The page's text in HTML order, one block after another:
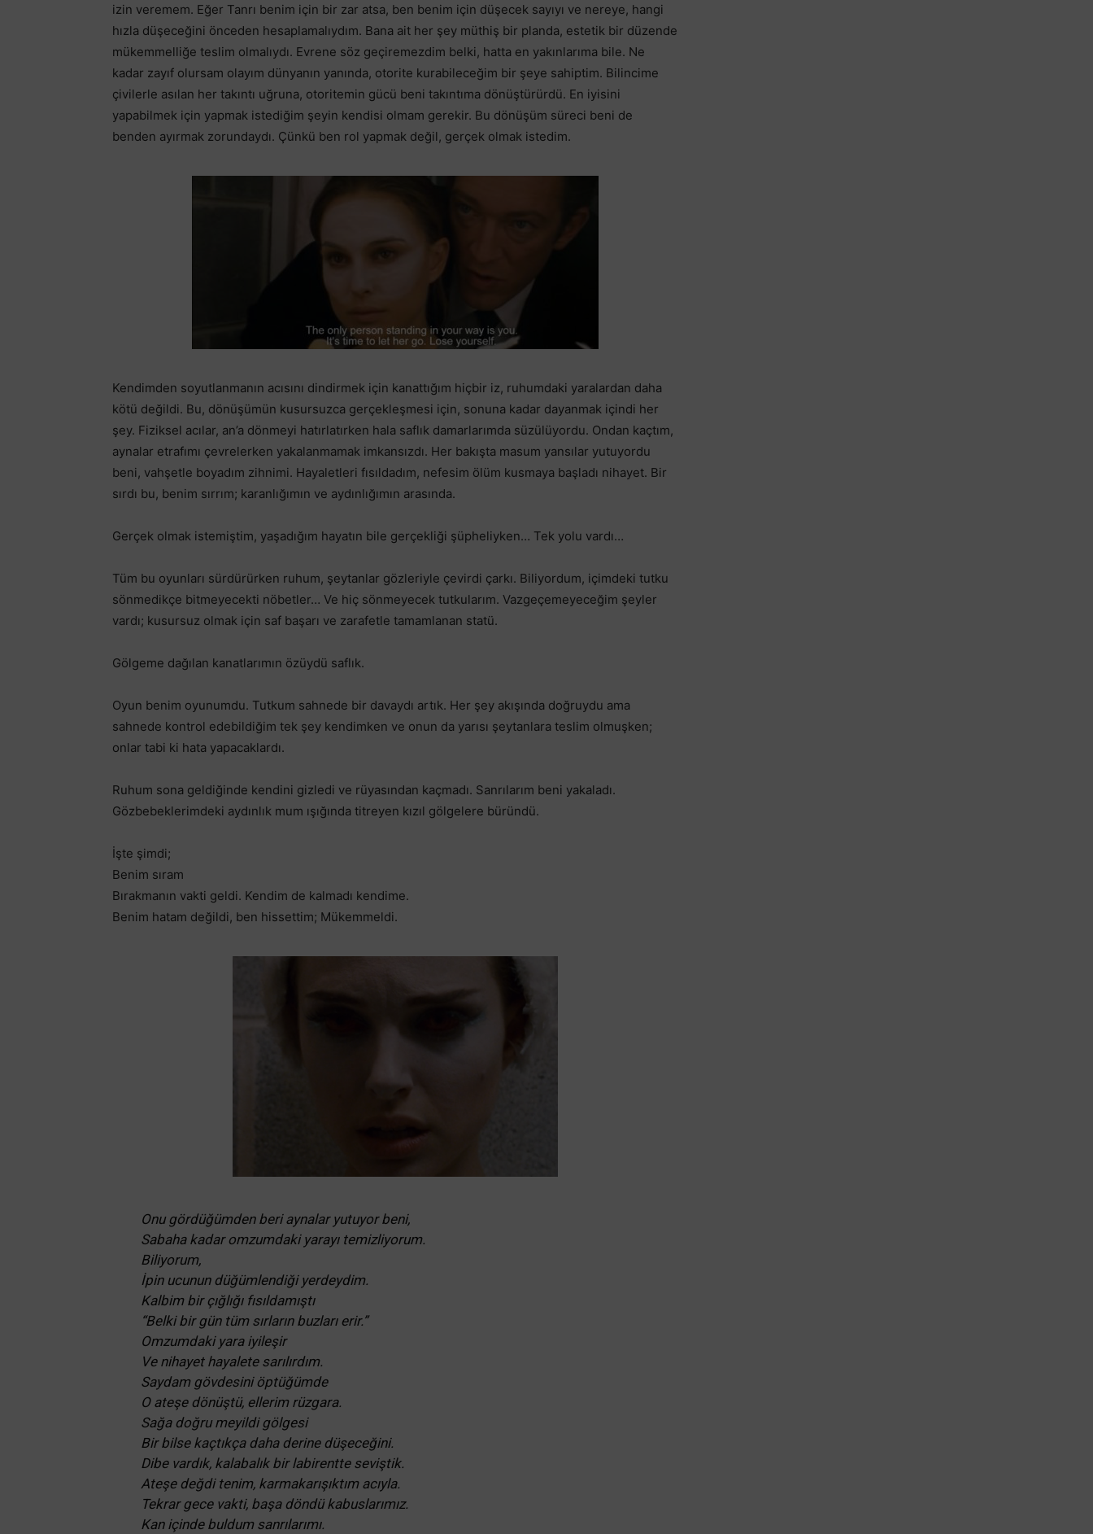
izin veremem. Eğer Tanrı benim için bir zar atsa, ben benim için düşecek sayıyı ve nereye, hangi
hızla düşeceğini önceden hesaplamalıydım. Bana ait her şey müthiş bir planda, estetik bir düzende
mükemmelliğe teslim olmalıydı. Evrene söz geçiremezdim belki, hatta en yakınlarıma bile. Ne
kadar zayıf olursam olayım dünyanın yanında, otorite kurabileceğim bir şeye sahiptim. Bilincime
çivilerle asılan her takıntı uğruna, otoritemin gücü beni takıntıma dönüştürürdü. En iyisini
yapabilmek için yapmak istediğim şeyin kendisi olmam gerekir. Bu dönüşüm süreci beni de
benden ayırmak zorundaydı. Çünkü ben rol yapmak değil, gerçek olmak istedim.
Kendimden soyutlanmanın acısını dindirmek için kanattığım hiçbir iz, ruhumdaki yaralardan daha
kötü değildi. Bu, dönüşümün kusursuzca gerçekleşmesi için, sonuna kadar dayanmak içindi her
şey. Fiziksel acılar, an’a dönmeyi hatırlatırken hala saflık damarlarımda süzülüyordu. Ondan kaçtım,
aynalar etrafımı çevrelerken yakalanmamak imkansızdı. Her bakışta masum yansılar yutuyordu
beni, vahşetle boyadım zihnimi. Hayaletleri fısıldadım, nefesim ölüm kusmaya başladı nihayet. Bir
sırdı bu, benim sırrım; karanlığımın ve aydınlığımın arasında.
Gerçek olmak istemiştim, yaşadığım hayatın bile gerçekliği şüpheliyken… Tek yolu vardı…
Tüm bu oyunları sürdürürken ruhum, şeytanlar gözleriyle çevirdi çarkı. Biliyordum, içimdeki tutku
sönmedikçe bitmeyecekti nöbetler… Ve hiç sönmeyecek tutkularım. Vazgeçemeyeceğim şeyler
vardı; kusursuz olmak için saf başarı ve zarafetle tamamlanan statü.
Gölgeme dağılan kanatlarımın özüydü saflık.
Oyun benim oyunumdu. Tutkum sahnede bir davaydı artık. Her şey akışında doğruydu ama
sahnede kontrol edebildiğim tek şey kendimken ve onun da yarısı şeytanlara teslim olmuşken;
onlar tabi ki hata yapacaklardı.
Ruhum sona geldiğinde kendini gizledi ve rüyasından kaçmadı. Sanrılarım beni yakaladı.
Gözbebeklerimdeki aydınlık mum ışığında titreyen kızıl gölgelere büründü.
İşte şimdi;
Benim sıram
Bırakmanın vakti geldi. Kendim de kalmadı kendime.
Benim hatam değildi, ben hissettim; Mükemmeldi.
Onu gördüğümden beri aynalar yutuyor beni,
Sabaha kadar omzumdaki yarayı temizliyorum.
Biliyorum,
İpin ucunun düğümlendiği yerdeydim.
Kalbim bir çığlığı fısıldamıştı
“Belki bir gün tüm sırların buzları erir.”
Omzumdaki yara iyileşir
Ve nihayet hayalete sarılırdım.
Saydam gövdesini öptüğümde
O ateşe dönüştü, ellerim rüzgara.
Sağa doğru meyildi gölgesi
Bir bilse kaçtıkça daha derine düşeceğini.
Dibe vardık, kalabalık bir labirentte seviştik.
Ateşe değdi tenim, karmakarışıktım acıyla.
Tekrar gece vakti, başa döndü kabuslarımız.
Kan içinde buldum sanrılarımı.